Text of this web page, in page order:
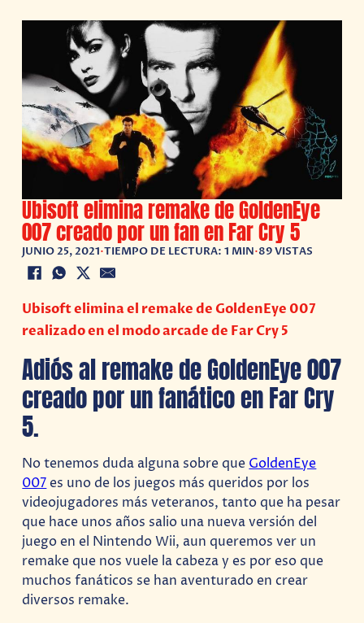
Ubisoft elimina remake de GoldenEye
007 creado por un fan en Far Cry 5
JUNIO 25, 2021•TIEMPO DE LECTURA: 1 MIN•89 VISTAS
Ubisoft elimina el remake de GoldenEye 007
realizado en el modo arcade de Far Cry 5
Adiós al remake de GoldenEye 007
creado por un fanático en Far Cry
5.
No tenemos duda alguna sobre que GoldenEye
007es uno de los juegos más queridos por los
videojugadores más veteranos, tanto que ha pesar
que hace unos años salio una nueva versión del
juego en el Nintendo Wii, aun queremos ver un
remake que nos vuele la cabeza y es por eso que
muchos fanáticos se han aventurado en crear
diversos remake.